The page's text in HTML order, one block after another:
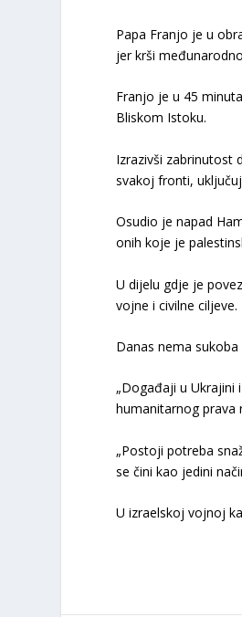
Papa Franjo je u
jer krši
Franjo je u 45
Bliskom Istoku.
Izrazivši zabrinutost
svakoj fronti,
Osudio je napad
onih koje je
U dijelu gdje je
vojne i civilne ciljeve.
Danas nema
„Događaji u Ukrajini
humanitarnog prava
„Postoji potreba
se čini kao jedini
U izraelskoj vojnoj